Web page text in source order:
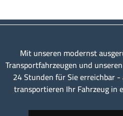
Mit unseren modernst
Transportfahrzeugen und
24 Stunden für Sie erreichbar
transportieren Ihr Fahrzeug in